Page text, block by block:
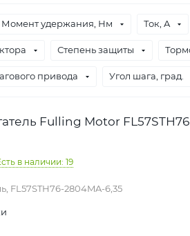
Момент удержания, Нм Ток, A
Степень защиты
привода Угол шага, град.
Fulling Motor
в наличии: 19
FL57STH76-2804MA-6,35